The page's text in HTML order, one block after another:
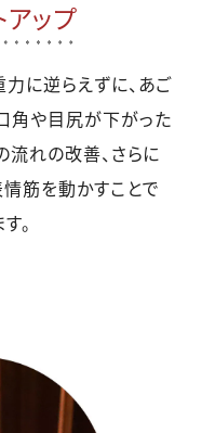
アップ
に逆らえずに、あご
角や目尻が下がった
流れの改善、さらに
筋を動かすことで
。